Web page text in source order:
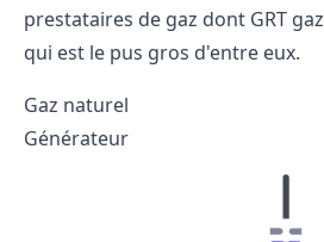
prestataires de gaz dont GRT gaz
qui est le pus gros d'entre eux.
Gaz naturel
Générateur